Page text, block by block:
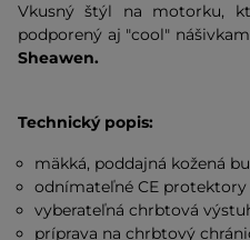
Vkusný štýl na motorku,
podporený aj "cool"
Sheawen.
Technický popis:
mäkká, poddajná kožená
odnímateľné CE
vyberateľná chrbtová
príprava na chrbtový